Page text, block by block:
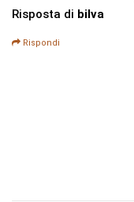
Risposta di bilva
Rispondi